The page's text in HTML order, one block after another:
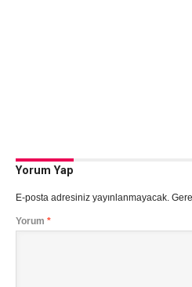
Yorum Yap
E-posta adresiniz yayınlanmayacak.
Yorum *